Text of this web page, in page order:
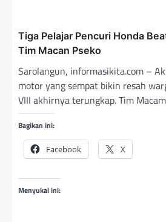
Tiga Pelajar Pencuri Honda
Tim Macan Pseko
Sarolangun, informasikita.com –
motor yang sempat bikin resah
VIII akhirnya terungkap. Tim
Bagikan ini:
Facebook X
Menyukai ini: